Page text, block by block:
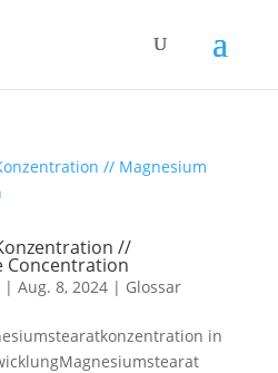
//
Concentration
| Aug. 8, 2024| Glossar
in